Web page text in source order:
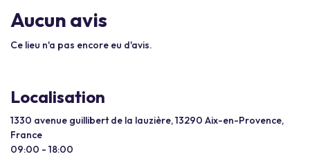
Aucun avis
Ce lieu n'a pas encore eu d'avis.
Localisation
1330 avenue guillibert de la lauzière, 13290 Aix-en-Provence,
France
09:00 - 18:00